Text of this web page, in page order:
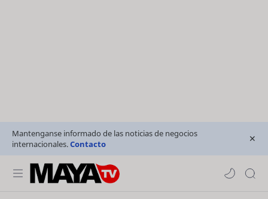
Mantenganse informado de las noticias de negocios
internacionales.Contacto